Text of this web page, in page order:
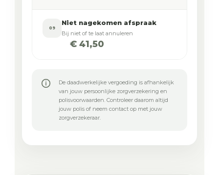
09
Niet nagekomen afspraak
Bij niet of te laat annuleren
€ 41,50
De daadwerkelijke vergoeding is afhankelijk
van jouw persoonlijke zorgverzekering en
polisvoorwaarden. Controleer daarom altijd
jouw polis of neem contact op met jouw
zorgverzekeraar.